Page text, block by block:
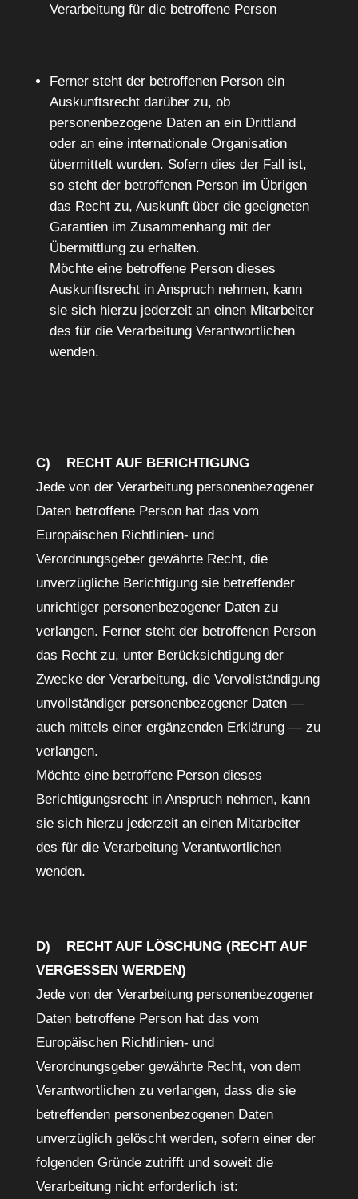
Verarbeitung für die betroffene Person
Ferner steht der betroffenen Person ein
Auskunftsrecht darüber zu, ob
personenbezogene Daten an ein Drittland
oder an eine internationale Organisation
übermittelt wurden. Sofern dies der Fall ist,
so steht der betroffenen Person im Übrigen
das Recht zu, Auskunft über die geeigneten
Garantien im Zusammenhang mit der
Übermittlung zu erhalten.
Möchte eine betroffene Person dieses
Auskunftsrecht in Anspruch nehmen, kann
sie sich hierzu jederzeit an einen Mitarbeiter
des für die Verarbeitung Verantwortlichen
wenden.
C) RECHT AUF BERICHTIGUNG
Jede von der Verarbeitung personenbezogener
Daten betroffene Person hat das vom
Europäischen Richtlinien- und
Verordnungsgeber gewährte Recht, die
unverzügliche Berichtigung sie betreffender
unrichtiger personenbezogener Daten zu
verlangen. Ferner steht der betroffenen Person
das Recht zu, unter Berücksichtigung der
Zwecke der Verarbeitung, die Vervollständigung
unvollständiger personenbezogener Daten —
auch mittels einer ergänzenden Erklärung — zu
verlangen.
Möchte eine betroffene Person dieses
Berichtigungsrecht in Anspruch nehmen, kann
sie sich hierzu jederzeit an einen Mitarbeiter
des für die Verarbeitung Verantwortlichen
wenden.
D) RECHT AUF LÖSCHUNG (RECHT AUF
VERGESSEN WERDEN)
Jede von der Verarbeitung personenbezogener
Daten betroffene Person hat das vom
Europäischen Richtlinien- und
Verordnungsgeber gewährte Recht, von dem
Verantwortlichen zu verlangen, dass die sie
betreffenden personenbezogenen Daten
unverzüglich gelöscht werden, sofern einer der
folgenden Gründe zutrifft und soweit die
Verarbeitung nicht erforderlich ist: